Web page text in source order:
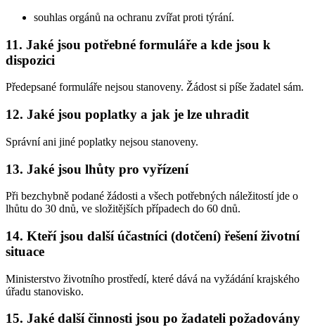
souhlas orgánů na ochranu zvířat proti týrání.
11. Jaké jsou potřebné formuláře a kde jsou k
dispozici
Předepsané formuláře nejsou stanoveny. Žádost si píše žadatel sám.
12. Jaké jsou poplatky a jak je lze uhradit
Správní ani jiné poplatky nejsou stanoveny.
13. Jaké jsou lhůty pro vyřízení
Při bezchybně podané žádosti a všech potřebných náležitostí jde o
lhůtu do 30 dnů, ve složitějších případech do 60 dnů.
14. Kteří jsou další účastníci (dotčení) řešení životní
situace
Ministerstvo životního prostředí, které dává na vyžádání krajského
úřadu stanovisko.
15. Jaké další činnosti jsou po žadateli požadovány